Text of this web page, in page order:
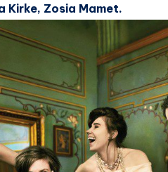
Kirke, Zosia Mamet.